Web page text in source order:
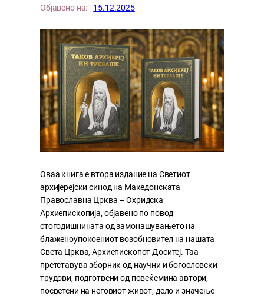
Објавено на: 15.12.2025
Оваа книга е втора издание на Светиот
архијерејски синод на Македонската
Православна Црква – Охридска
Архиепископија, објавено по повод
стогодишнината од замонашувањето на
блаженоупокоениот возобновител на нашата
Света Црква, Архиепископот Доситеј. Таа
претставува зборник од научни и богословски
трудови, подготвени од повеќемина автори,
посветени на неговиот живот, дело и значење